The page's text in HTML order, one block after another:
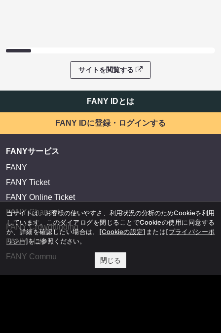
サイトを閲覧する
FANY IDとは
FANY IDに登録・ログインする
FANYサービス
FANY
FANY Ticket
FANY Online Ticket
FANY Channel
FANY Crowdfunding
FANY Mall
FANY Commu
当サイトは、お客様の使いやすさ、利用状況の分析のためCookieを利用
しています。このダイアログを閉じることでCookieの使用に同意する
か、詳細を確認したい場合は、 [Cookieの設定] または[プライバシーポ
リシー]をご参照ください。
閉じる